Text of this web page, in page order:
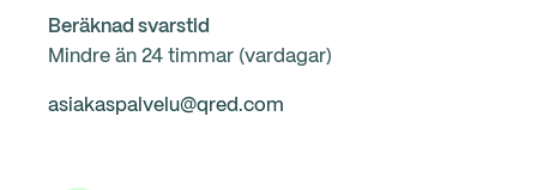
Beräknad svarstid
Mindre än 24 timmar (vardagar)
asiakaspalvelu@qred.com